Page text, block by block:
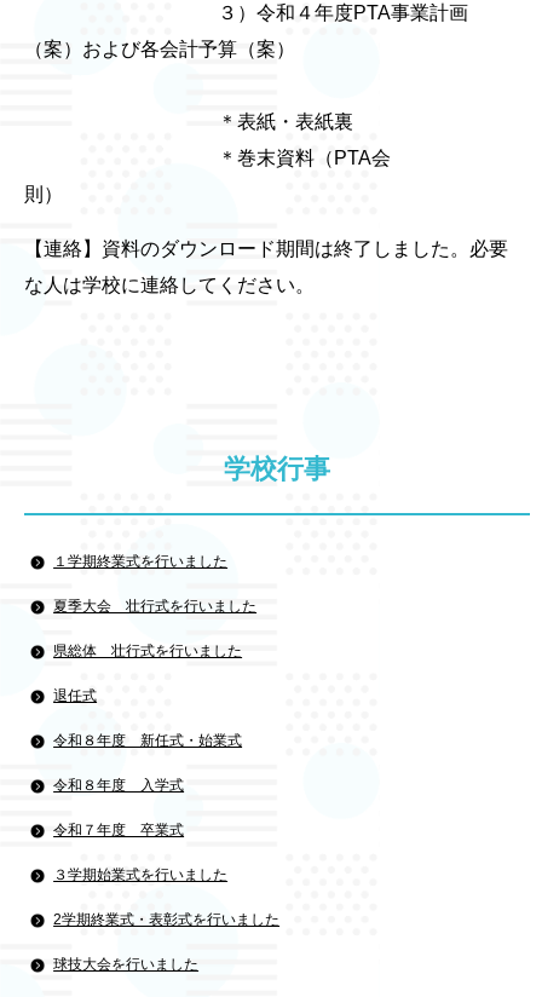
３）令和４年度PTA事業計画
（案）および各会計予算（案）
＊表紙・表紙裏
＊巻末資料（PTA会
則）
【連絡】資料のダウンロード期間は終了しました。必要
な人は学校に連絡してください。
学校行事
１学期終業式を行いました
夏季大会 壮行式を行いました
県総体 壮行式を行いました
退任式
令和８年度 新任式・始業式
令和８年度 入学式
令和７年度 卒業式
３学期始業式を行いました
2学期終業式・表彰式を行いました
球技大会を行いました